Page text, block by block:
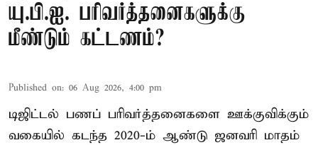
யு.பி.ஐ. பரிவர்த்தனைகளுக்கு
மீண்டும் கட்டணம்?
Published on: 06 Aug 2026, 4:00 pm
டிஜிட்டல் பணப் பரிவர்த்தனைகளை ஊக்குவிக்கும்
வகையில் கடந்த 2020-ம் ஆண்டு ஜனவரி மாதம்